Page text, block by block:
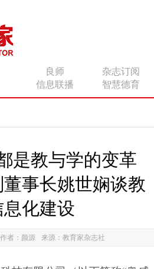
良师
杂志订阅
信息联播 智慧德育
是教与学的变革
事长姚世娴谈教
化建设
作者：颜源 来源：教育家杂志社